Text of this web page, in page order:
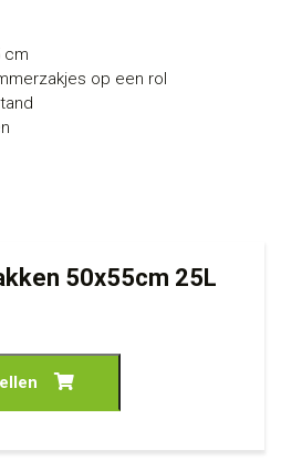
cm
op een rol
50x55cm 25L